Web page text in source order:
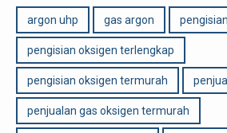
argon uhp gas argon
pengisian oksigen terlengkap
pengisian oksigen termurah
penjualan gas oksigen termurah